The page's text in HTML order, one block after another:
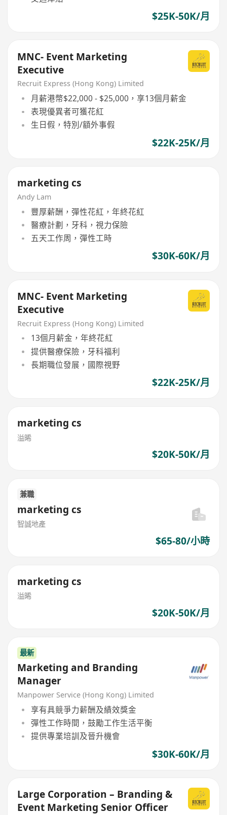
$25K-50K/月
MNC- Event Marketing
Executive
Recruit Express (Hong Kong) Limited
月薪港幣$22,000 - $25,000，享13個月薪金
表現優異者可獲花紅
生日假，特別/額外事假
$22K-25K/月
marketing cs
Andy Lam
豐厚薪酬，彈性花紅，年終花紅
醫療計劃，牙科，視力保險
五天工作周，彈性工時
$30K-60K/月
MNC- Event Marketing
Executive
Recruit Express (Hong Kong) Limited
13個月薪金，年終花紅
提供醫療保險，牙科福利
長期職位發展，國際視野
$22K-25K/月
marketing cs
溢晞
$20K-50K/月
兼職
marketing cs
智誠地產
$65-80/小時
marketing cs
溢晞
$20K-50K/月
最新
Marketing and Branding
Manager
Manpower Service (Hong Kong) Limited
享有具競爭力薪酬及績效獎金
彈性工作時間，鼓勵工作生活平衡
提供專業培訓及晉升機會
$30K-60K/月
Large Corporation – Branding &
Event Marketing Senior Officer